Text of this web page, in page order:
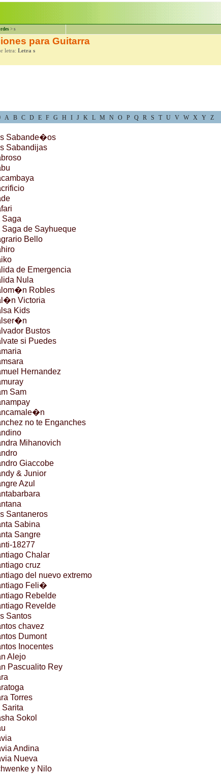
> s
para Guitarra
letra: Letra s
A B C D E F G H I J K L M N O P Q R S T U V W X Y Z
Sabande�os
Sabandijas
Saga
Saga de Sayhueque
Bello
de Emergencia
Nula
Robles
Victoria
Kids
Bustos
si Puedes
Hernandez
Sam
no te Enganches
Mihanovich
Giaccobe
& Junior
Azul
Santaneros
Sabina
Sangre
18277
Chalar
cruz
del nuevo extremo
Feli�
Rebelde
Revelde
Santos
chavez
Dumont
Inocentes
Alejo
Pascualito Rey
Torres
Sarita
Sokol
Andina
Nueva
y Nilo